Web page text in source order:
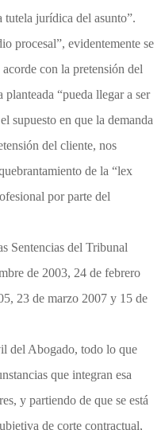
tutela jurídica del asunto”.
procesal”, evidentemente se
con la pretensión del
“pueda llegar a ser
supuesto en que la demanda
del cliente, nos
de la “lex
por parte del
Sentencias del Tribunal
de 2003, 24 de febrero
23 de marzo 2007 y 15 de
del Abogado, todo lo que
que integran esa
y partiendo de que se está
de corte contractual,